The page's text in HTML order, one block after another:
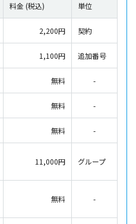
料金 (税込) 単位
2,200円 契約
1,100円 追加番号
無料 -
無料 -
無料 -
11,000円 グループ
無料 -